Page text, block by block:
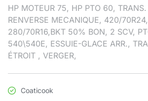
HP MOTEUR 75, HP PTO 60,
RENVERSE MECANIQUE, 420/
280/70R16,BKT 50% BON, 2 SCV,
540\540E, ESSUIE-GLACE ARR.,
ÉTROIT , VERGER,
Coaticook